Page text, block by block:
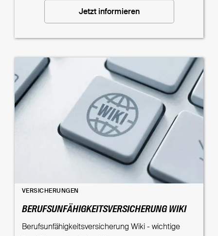
Jetzt informieren
VERSICHERUNGEN
BERUFSUNFÄHIGKEITSVERSICHERUNG WIKI
Berufsunfähigkeitsversicherung Wiki - wichtige